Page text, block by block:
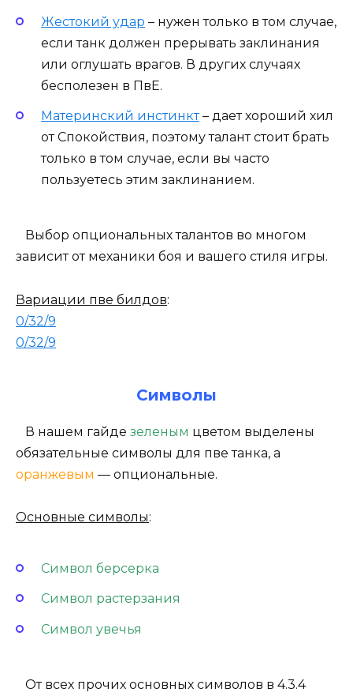
Жестокий удар – нужен только в том случае,
если танк должен прерывать заклинания
или оглушать врагов. В других случаях
бесполезен в ПвЕ.
Материнский инстинкт– дает хороший хил
от Спокойствия, поэтому талант стоит брать
только в том случае, если вы часто
пользуетесь этим заклинанием.
Выбор опциональных талантов во многом
зависит от механики боя и вашего стиля игры.
Вариации пве билдов:
0/32/9
0/32/9
Символы
В нашем гайде зеленым цветом выделены
обязательные символы для пве танка, а
оранжевым — опциональные.
Основные символы:
Символ берсерка
Символ растерзания
Символ увечья
От всех прочих основных символов в 4.3.4